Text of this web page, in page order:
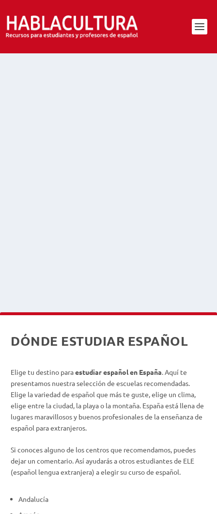
DÓNDE ESTUDIAR ESPAÑOL
Elige tu destino paraestudiar español en España. Aquí te
presentamos nuestra selección de escuelas recomendadas.
Elige la variedad de español que más te guste, elige un clima,
elige entre la ciudad, la playa o la montaña. España está llena de
lugares maravillosos y buenos profesionales de la enseñanza de
español para extranjeros.
Si conoces alguno de los centros que recomendamos, puedes
dejar un comentario. Así ayudarás a otros estudiantes de ELE
(español lengua extranjera) a elegir su curso de español.
Andalucía